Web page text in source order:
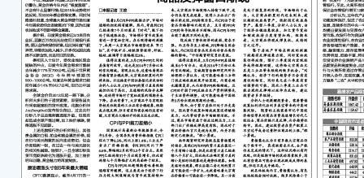
排
1
2